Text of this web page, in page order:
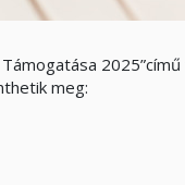
meg: